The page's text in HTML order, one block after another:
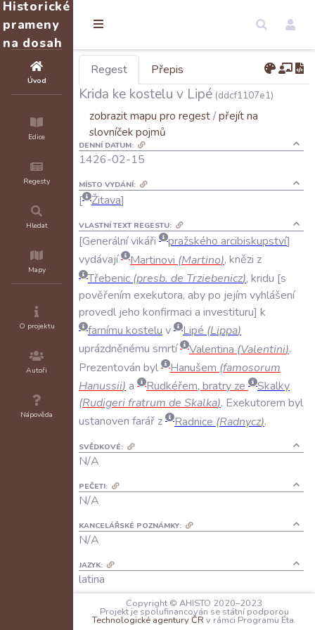
Historické
prameny
na dosah
Úvod
Edice
Regesty
Hledat
Mapy
O projektu
Autoři
Nápověda
Regest Přepis
Krida ke kostelu v Lipé (ddcf1107e1)
zobrazit mapu pro regest/přejít na
slovníček pojmů
DENNÍ DATUM:
1426-02-15
MÍSTO VYDÁNÍ:
Žitava
VLASTNÍ TEXT REGESTU:
Generálnívikáři pražského arcibiskupství
vydávají
Martinovi (Martino), knězi z
Třebenic (presb. de Trziebenicz), kridu s
pověřením exekutora, abypo jejím vyhlášení
provedl jeho konfirmaci a investituru k
farnímu kostelu v Lipé (Lippa)
uprázdněnému smrtí Valentina (Valentini).
Prezentován byl Hanušem (famosorum
Hanussii) a Rudkéřem, bratry ze
Skalky
(Rudigerifratrum de Skalka). Exekutorem byl
ustanoven farář z Radnice (Radnycz).
SVĚDKOVÉ:
N/A
PEČETI:
N/A
KANCELÁŘSKÉ POZNÁMKY:
N/A
JAZYK:
latina
FORMA DOCHOVÁNÍ:
A: N/A
Copyright © AHISTO 2020–2023
Projekt je spolufinancován se státní podporou
Technologické agentury ČR v rámci Programu Éta.